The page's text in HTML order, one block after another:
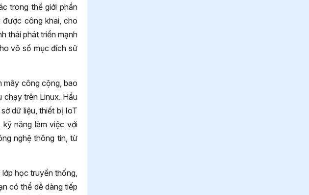
trong thế giới phần
được công khai, cho
thái phát triển mạnh
vô số mục đích sử
mây công cộng, bao
chạy trên Linux. Hầu
dữ liệu, thiết bị IoT
năng làm việc với
nghệ thông tin, từ
học truyền thống,
có thể dễ dàng tiếp